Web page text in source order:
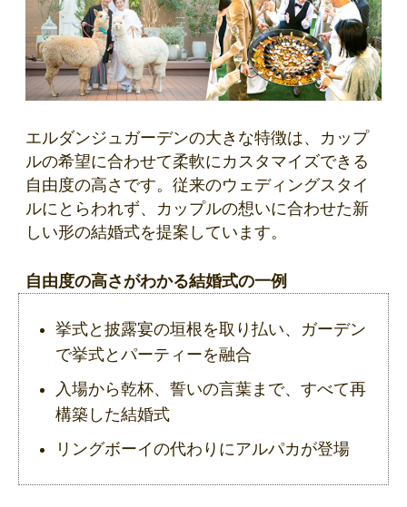
エルダンジュガーデンの大きな特徴は、カップ
ルの希望に合わせて柔軟にカスタマイズできる
自由度の高さです。従来のウェディングスタイ
ルにとらわれず、カップルの想いに合わせた新
しい形の結婚式を提案しています。
自由度の高さがわかる結婚式の一例
挙式と披露宴の垣根を取り払い、ガーデン
で挙式とパーティーを融合
入場から乾杯、誓いの言葉まで、すべて再
構築した結婚式
リングボーイの代わりにアルパカが登場